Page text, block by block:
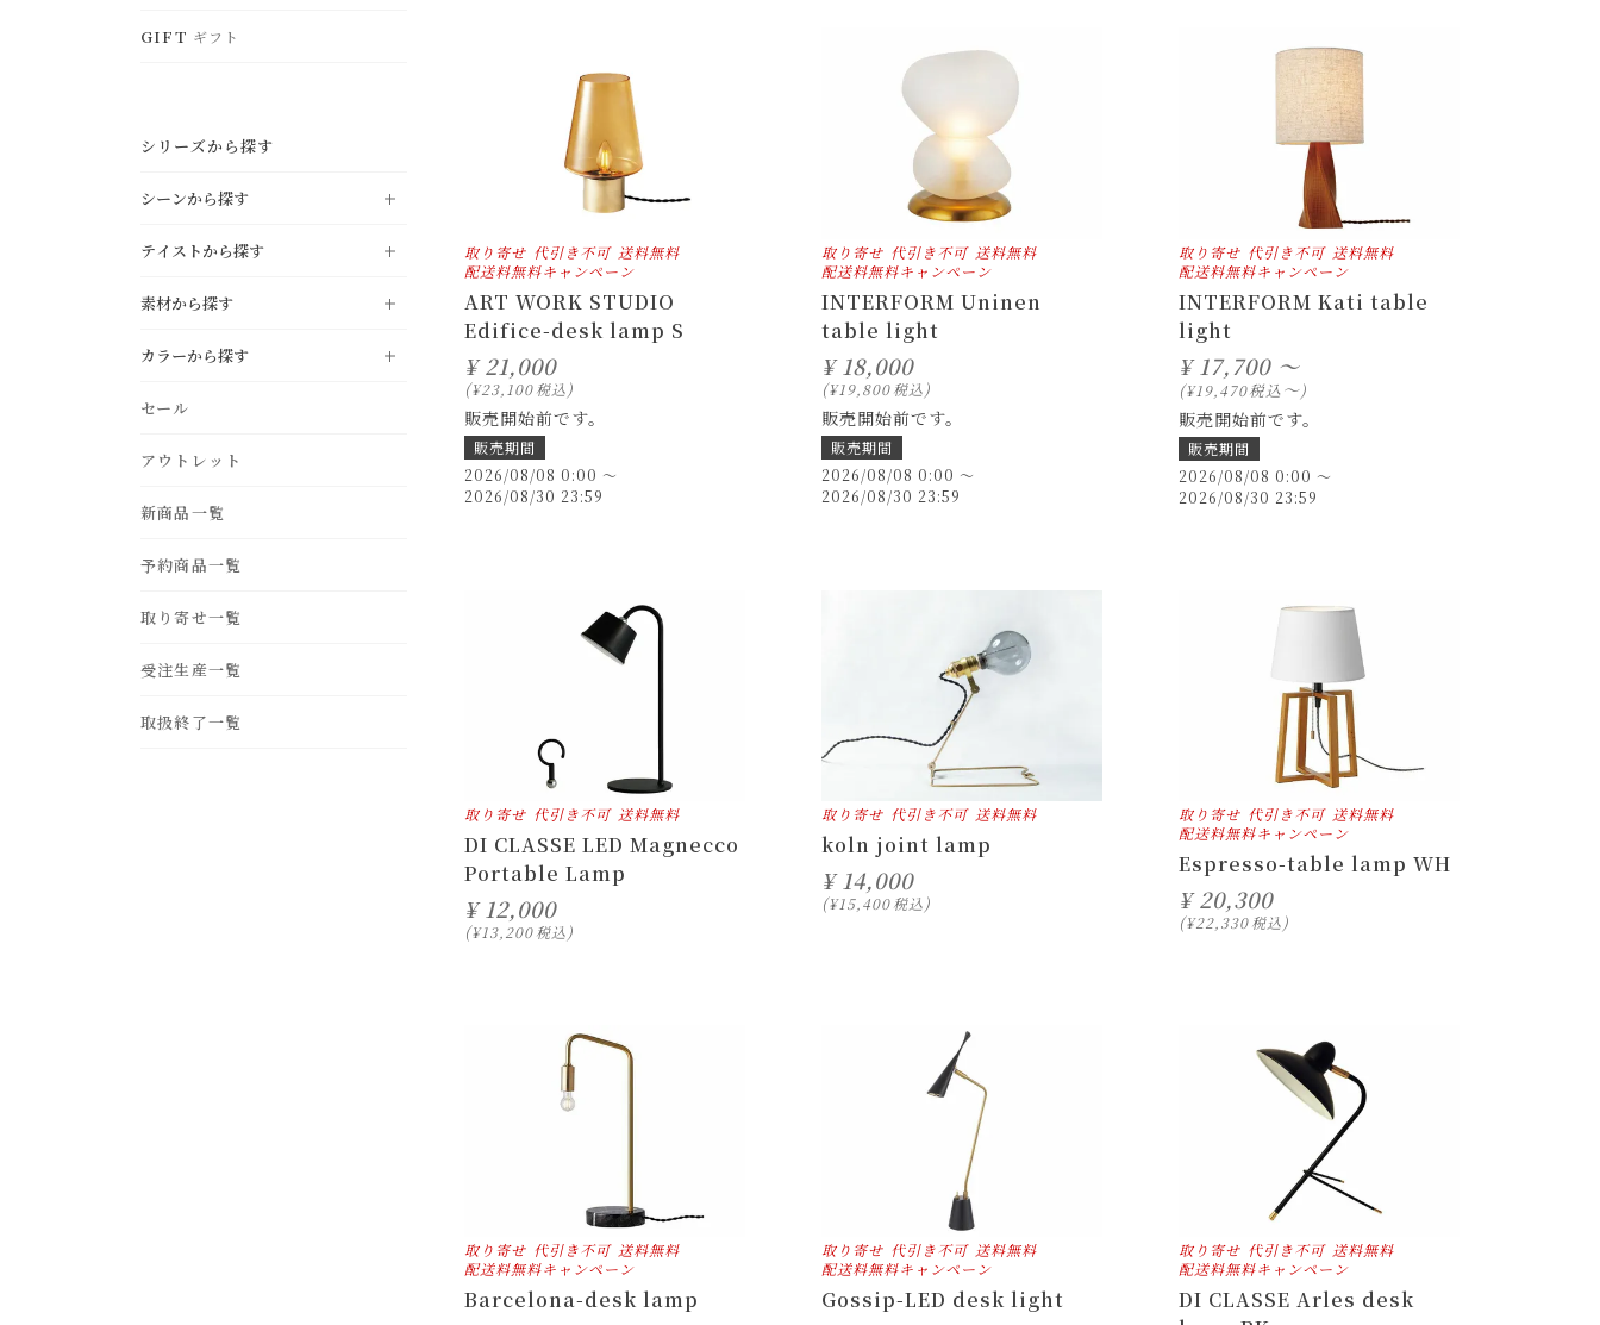
WEAR ウェア
ELECTRICFAN
HUMIDIFIER 加湿器
GIFT ギフト
シリーズから探す
シーンから探す
LIVING リビング
DINING ダイニング
KITCHEN キッチン
STUDY
BEDROOM
ENTRANCE
BATHROOM
GARDEN エクステリア・庭
テイストから探す
NATURAL
MODERN モダン
INDUSTRIAL
VINTAGE ヴィンテージ
COUNTRY
NORDIC STYLE
MOROCCAN
OUTDOOR
素材から探す
teak
iron
leather
カラーから探す
black
dark brown
blue
orange
gold
セール
アウトレット
新商品一覧
予約商品一覧
取り寄せ一覧
受注生産一覧
取扱終了一覧
取り寄せ 代引き不可 送料無料
配送料無料キャンペーン
ART WORK STUDIO
Edifice-desk lamp S
¥ 21,000
¥23,100税込
販売開始前です。
販売期間
2026/08/08 0:00 〜
2026/08/30 23:59
取り寄せ 代引き不可 送料無料
配送料無料キャンペーン
INTERFORM Uninen
table light
¥ 18,000
¥19,800税込
販売開始前です。
販売期間
2026/08/08 0:00 〜
2026/08/30 23:59
取り寄せ 代引き不可 送料無料
配送料無料キャンペーン
INTERFORM Kati table
light
¥ 17,700 ～
¥19,470税込〜
販売開始前です。
販売期間
2026/08/08 0:00 〜
2026/08/30 23:59
取り寄せ 代引き不可 送料無料
DI CLASSE LED Magnecco
Portable Lamp
¥ 12,000
¥13,200税込
取り寄せ 代引き不可 送料無料
koln joint lamp
¥ 14,000
¥15,400税込
取り寄せ 代引き不可 送料無料
配送料無料キャンペーン
Espresso-table lamp WH
¥ 20,300
¥22,330税込
取り寄せ 代引き不可 送料無料
配送料無料キャンペーン
Barcelona-desk lamp
取り寄せ 代引き不可 送料無料
配送料無料キャンペーン
Gossip-LED desk light
取り寄せ 代引き不可 送料無料
配送料無料キャンペーン
DI CLASSE Arles desk